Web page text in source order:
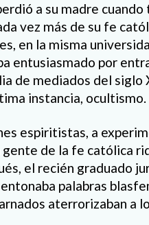
a su madre
vez más de su fe
en la misma
entusiasmado por
de mediados del siglo
instancia, ocultismo.
espiritistas, a
de la fe católica
el recién graduado
palabras
aterrorizaban a